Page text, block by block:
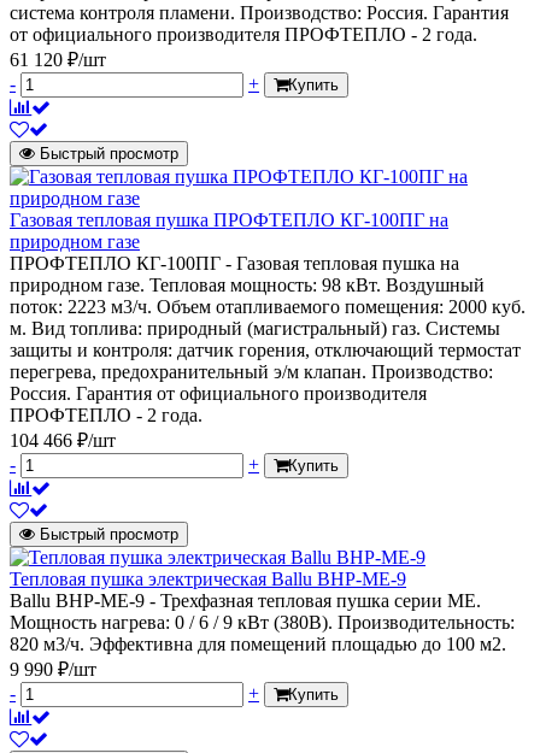
система контроля пламени. Производство: Россия. Гарантия
от официального производителя ПРОФТЕПЛО - 2 года.
61 120 ₽/шт
-
+ Купить
Быстрый просмотр
Газовая тепловая пушка ПРОФТЕПЛО КГ-100ПГ на
природном газе
ПРОФТЕПЛО КГ-100ПГ - Газовая тепловая пушка на
природном газе. Тепловая мощность: 98 кВт. Воздушный
поток: 2223 м3/ч. Объем отапливаемого помещения: 2000 куб.
м. Вид топлива: природный (магистральный) газ. Системы
защиты и контроля: датчик горения, отключающий термостат
перегрева, предохранительный э/м клапан. Производство:
Россия. Гарантия от официального производителя
ПРОФТЕПЛО - 2 года.
104 466 ₽/шт
-
+ Купить
Быстрый просмотр
Тепловая пушка электрическая Ballu BHP-ME-9
Ballu BHP-ME-9 - Трехфазная тепловая пушка серии МЕ.
Мощность нагрева: 0 / 6 / 9 кВт (380В). Производительность:
820 м3/ч. Эффективна для помещений площадью до 100 м2.
9 990 ₽/шт
-
+ Купить